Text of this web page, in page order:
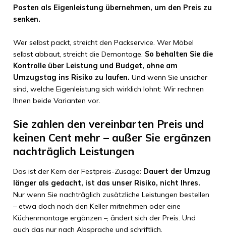
Posten als Eigenleistung übernehmen, um den Preis zu
senken.
Wer selbst packt, streicht den Packservice. Wer Möbel
selbst abbaut, streicht die Demontage. So behalten Sie die
Kontrolle über Leistung und Budget, ohne am
Umzugstag ins Risiko zu laufen. Und wenn Sie unsicher
sind, welche Eigenleistung sich wirklich lohnt: Wir rechnen
Ihnen beide Varianten vor.
Sie zahlen den vereinbarten Preis und
keinen Cent mehr – außer Sie ergänzen
nachträglich Leistungen
Das ist der Kern der Festpreis-Zusage: Dauert der Umzug
länger als gedacht, ist das unser Risiko, nicht Ihres.
Nur wenn Sie nachträglich zusätzliche Leistungen bestellen
– etwa doch noch den Keller mitnehmen oder eine
Küchenmontage ergänzen –, ändert sich der Preis. Und
auch das nur nach Absprache und schriftlich.